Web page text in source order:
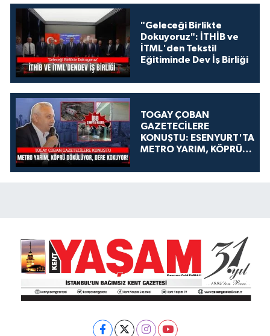
"Geleceği Birlikte
Dokuyoruz": İTHİB ve
İTML'den Tekstil
Eğitiminde Dev İş Birliği
TOGAY ÇOBAN
GAZETECİLERE
KONUŞTU: ESENYURT'TA
METRO YARIM, KÖPRÜ
KOKUYOR!